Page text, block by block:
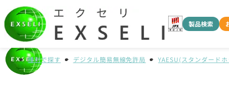
製品検索
種別で探す デジタル簡易無線免許局 YAESU(スタンダード